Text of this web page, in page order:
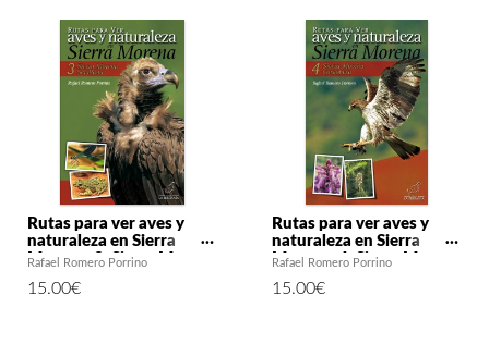
Rutas para ver aves y
naturaleza en Sierra
Morena. 3: Sierra Morena
Rafael Romero Porrino
15.00€
Rutas para ver aves y
naturaleza en Sierra
Morena. 4: Sierra Morena
Rafael Romero Porrino
15.00€